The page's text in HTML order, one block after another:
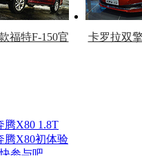
福特F-150官
卡罗拉双
腿爆乳无惧
走光
腾X80 1.8T
腾X80初体验
参与吧